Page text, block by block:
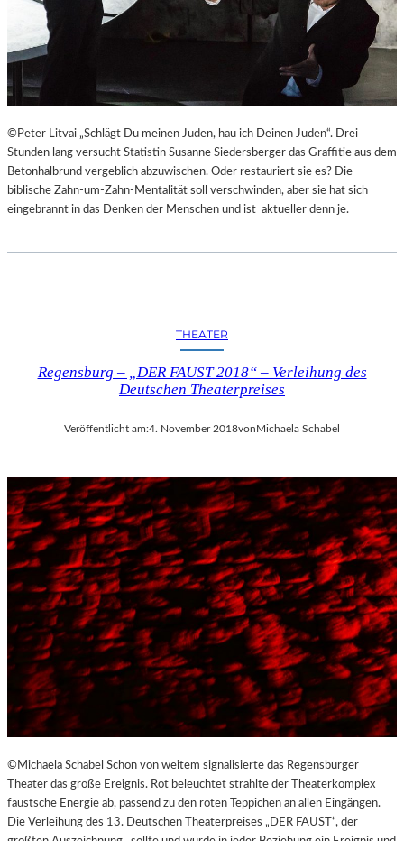
©Peter Litvai „Schlägt Du meinen Juden, hau ich Deinen Juden“. Drei
Stunden lang versucht Statistin Susanne Siedersberger das Graffitie aus dem
Betonhalbrund vergeblich abzuwischen. Oder restauriert sie es? Die
biblische Zahn-um-Zahn-Mentalität soll verschwinden, aber sie hat sich
eingebrannt in das Denken der Menschen und ist aktueller denn je.
THEATER
Regensburg – „DER FAUST 2018“ – Verleihung des
Deutschen Theaterpreises
Veröffentlicht am:4. November 2018von Michaela Schabel
©Michaela Schabel Schon von weitem signalisierte das Regensburger
Theater das große Ereignis. Rot beleuchtet strahlte der Theaterkomplex
faustsche Energie ab, passend zu den roten Teppichen an allen Eingängen.
Die Verleihung des 13. Deutschen Theaterpreises „DER FAUST“, der